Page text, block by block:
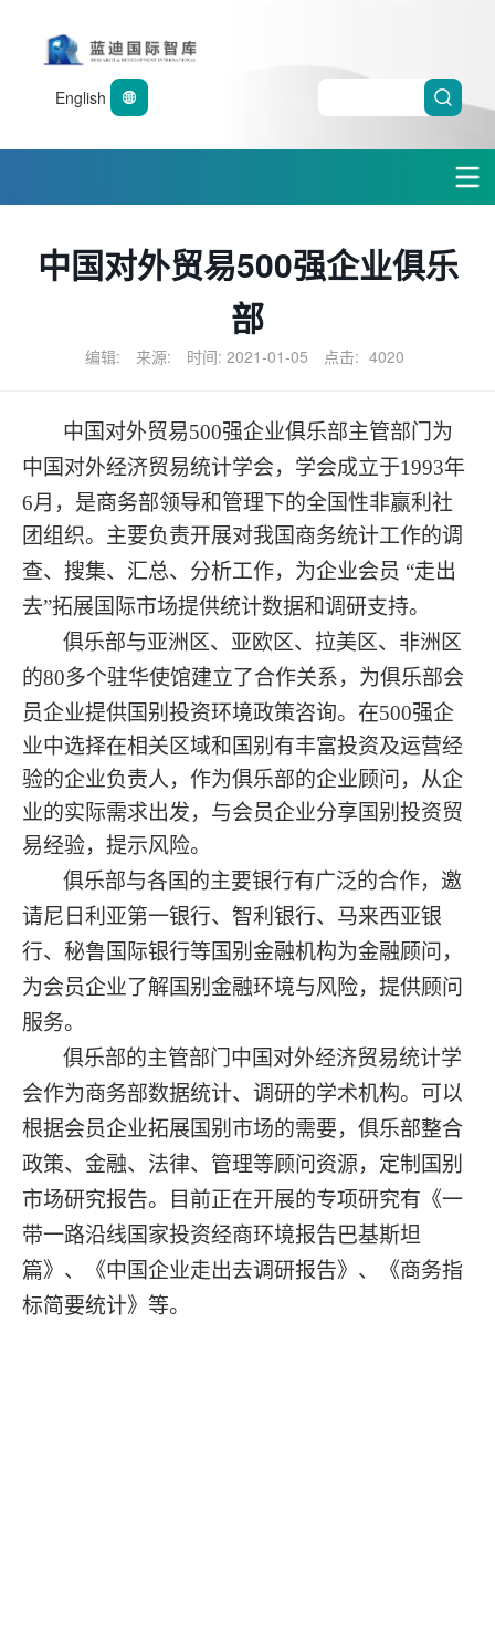
English
中国对外贸易500强企业俱乐
部
编辑: 来源: 时间: 2021-01-05 点击: 4020
中国对外贸易500强企业俱乐部主管部门为
中国对外经济贸易统计学会，学会成立于1993年
6月，是商务部领导和管理下的全国性非赢利社
团组织。主要负责开展对我国商务统计工作的调
查、搜集、汇总、分析工作，为企业会员 “走出
去”拓展国际市场提供统计数据和调研支持。
俱乐部与亚洲区、亚欧区、拉美区、非洲区
的80多个驻华使馆建立了合作关系，为俱乐部会
员企业提供国别投资环境政策咨询。在500强企
业中选择在相关区域和国别有丰富投资及运营经
验的企业负责人，作为俱乐部的企业顾问，从企
业的实际需求出发，与会员企业分享国别投资贸
易经验，提示风险。
俱乐部与各国的主要银行有广泛的合作，邀
请尼日利亚第一银行、智利银行、马来西亚银
行、秘鲁国际银行等国别金融机构为金融顾问，
为会员企业了解国别金融环境与风险，提供顾问
服务。
俱乐部的主管部门中国对外经济贸易统计学
会作为商务部数据统计、调研的学术机构。可以
根据会员企业拓展国别市场的需要，俱乐部整合
政策、金融、法律、管理等顾问资源，定制国别
市场研究报告。目前正在开展的专项研究有《一
带一路沿线国家投资经商环境报告巴基斯坦
篇》、《中国企业走出去调研报告》、《商务指
标简要统计》等。